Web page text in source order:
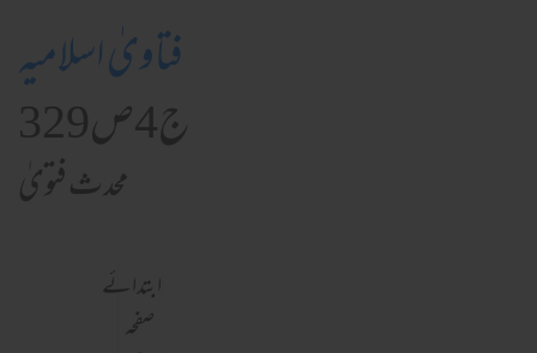
فتاویٰ اسلامیہ
ج4ص329
محدث فتویٰ
ابتدائے
صفحہ